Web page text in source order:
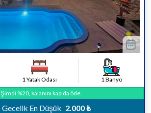
1 Yatak Odası
1 Banyo
Şimdi %20, kalanını kapıda öde.
Gecelik En Düşük 2.000 ₺